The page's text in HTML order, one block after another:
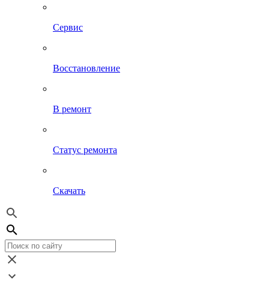
Сервис
Восстановление
В ремонт
Статус ремонта
Скачать